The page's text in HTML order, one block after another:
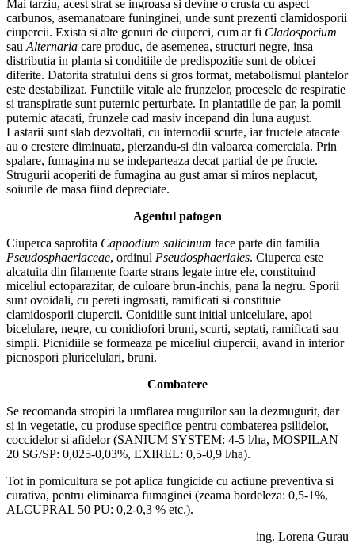
Mai tarziu, acest strat se ingroasa si devine o crusta cu aspect
carbunos, asemanatoare funinginei, unde sunt prezenti clamidosporii
ciupercii. Exista si alte genuri de ciuperci, cum ar fi Cladosporium
sau Alternaria care produc, de asemenea, structuri negre, insa
distributia in planta si conditiile de predispozitie sunt de obicei
diferite. Datorita stratului dens si gros format, metabolismul plantelor
este destabilizat. Functiile vitale ale frunzelor, procesele de respiratie
si transpiratie sunt puternic perturbate. In plantatiile de par, la pomii
puternic atacati, frunzele cad masiv incepand din luna august.
Lastarii sunt slab dezvoltati, cu internodii scurte, iar fructele atacate
au o crestere diminuata, pierzandu-si din valoarea comerciala. Prin
spalare, fumagina nu se indeparteaza decat partial de pe fructe.
Strugurii acoperiti de fumagina au gust amar si miros neplacut,
soiurile de masa fiind depreciate.
Agentul patogen
Ciuperca saprofita Capnodium salicinum face parte din familia
Pseudosphaeriaceae, ordinul Pseudosphaeriales. Ciuperca este
alcatuita din filamente foarte strans legate intre ele, constituind
miceliul ectoparazitar, de culoare brun-inchis, pana la negru. Sporii
sunt ovoidali, cu pereti ingrosati, ramificati si constituie
clamidosporii ciupercii. Conidiile sunt initial unicelulare, apoi
bicelulare, negre, cu conidiofori bruni, scurti, septati, ramificati sau
simpli. Picnidiile se formeaza pe miceliul ciupercii, avand in interior
picnospori pluricelulari, bruni.
Combatere
Se recomanda stropiri la umflarea mugurilor sau la dezmugurit, dar
si in vegetatie, cu produse specifice pentru combaterea psilidelor,
coccidelor si afidelor (SANIUM SYSTEM: 4-5 l/ha, MOSPILAN
20 SG/SP: 0,025-0,03%, EXIREL: 0,5-0,9 l/ha).
Tot in pomicultura se pot aplica fungicide cu actiune preventiva si
curativa, pentru eliminarea fumaginei (zeama bordeleza: 0,5-1%,
ALCUPRAL 50 PU: 0,2-0,3 % etc.).
ing. Lorena Gurau